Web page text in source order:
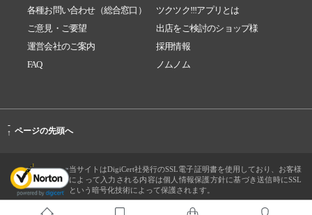
各種お問い合わせ（総合窓口）
ツクツク!!!アプリとは
ご意見・ご要望
出店をご検討のショップ様
運営会社のご案内
採用情報
FAQ
ノムノム
-
↑ ページの先頭へ
当サイトはDigiCert社発行のSSL電子証明書を使用しており、お客様
によって入力される内容は個人情報保護方針に基づき送信時にSSL
という暗号化技術によって保護されます。